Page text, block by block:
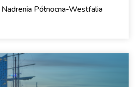
Północna-Westfalia